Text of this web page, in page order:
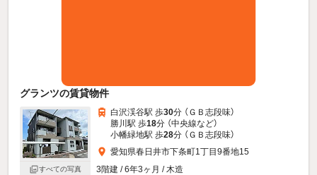
グランツの賃貸物件
すべての写真
白沢渓谷駅 歩30分 （ＧＢ志段味）
勝川駅 歩18分 （中央線など）
小幡緑地駅 歩28分 （ＧＢ志段味）
愛知県春日井市下条町1丁目9番地15
3階建 / 6年3ヶ月 / 木造